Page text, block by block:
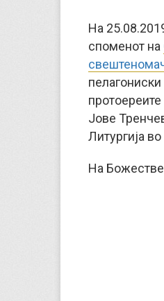
На
споменот на
Јове
Литургија
На